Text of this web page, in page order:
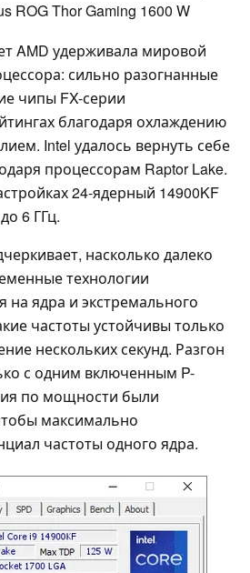
ROG Thor Gaming 1600 W
AMD удерживала мировой
сильно разогнанные
чипы FX-серии
благодаря охлаждению
Intel удалось вернуть себе
процессорам Raptor Lake.
24-ядерный 14900KF
6 ГГц.
насколько далеко
технологии
на ядра и экстремального
частоты устойчивы только
нескольких секунд. Разгон
с одним включенным P-
по мощности были
максимально
частоты одного ядра.